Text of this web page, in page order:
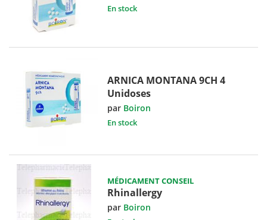
En stock
ARNICA MONTANA 9CH 4
Unidoses
par Boiron
En stock
MÉDICAMENT CONSEIL
Rhinallergy
par Boiron